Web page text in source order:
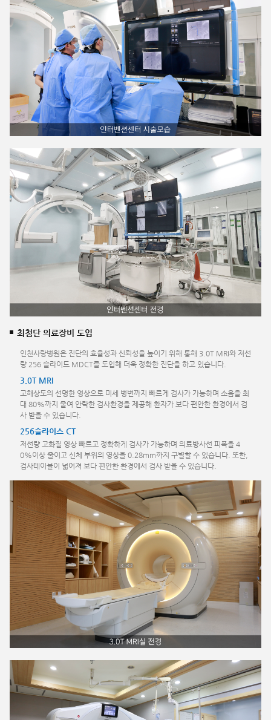
최첨단 의료장비 도입
인천사랑병원은 진단의 효율성과 신뢰성을 높이기 위해 통해 3.0T MRI와 저선
량 256 슬라이드 MDCT를 도입해 더욱 정확한 진단을 하고 있습니다.
3.0T MRI
고해상도의 선명한 영상으로 미세 병변까지 빠르게 검사가 가능하며 소음을 최
대 80%까지 줄여 안락한 검사환경을 제공해 환자가 보다 편안한 환경에서 검
사 받을 수 있습니다.
256슬라이스 CT
저선량 고화질 영상 빠르고 정확하게 검사가 가능하며 의료방사선 피폭을 4
0%이상 줄이고 신체 부위의 영상을 0.28mm까지 구별할 수 있습니다. 또한,
검사테이블이 넓어져 보다 편안한 환경에서 검사 받을 수 있습니다.